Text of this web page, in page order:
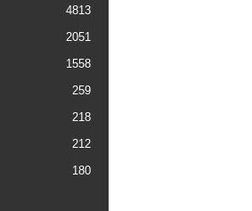
4813
2051
1558
259
218
212
180